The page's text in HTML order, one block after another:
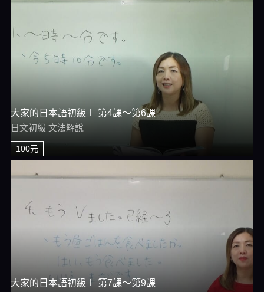
大家的日本語初級Ⅰ 第4課～第6課
日文初級 文法解說
100元
大家的日本語初級Ⅰ 第7課～第9課